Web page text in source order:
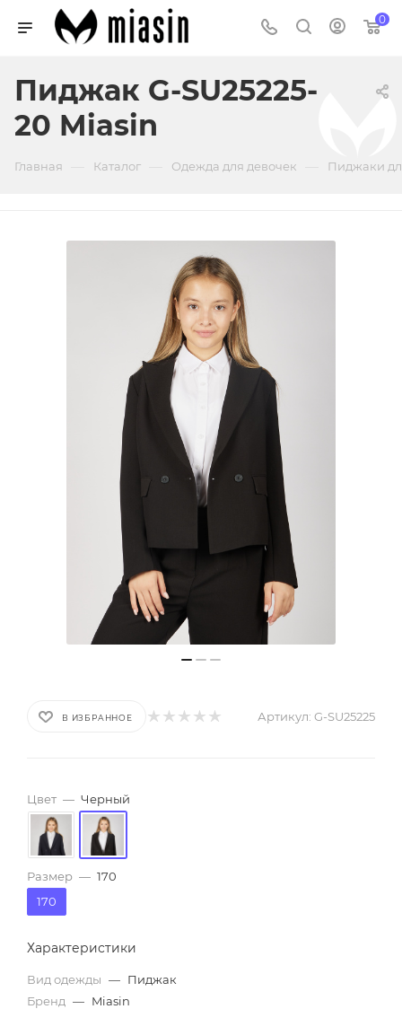
0
Пиджак G-SU25225-
20 Miasin
Главная Каталог Одежда для девочек Пиджаки
В ИЗБРАННОЕ Артикул: G-SU25225
Цвет — Черный
Размер — 170
170
Характеристики
Вид одежды — Пиджак
Бренд — Miasin